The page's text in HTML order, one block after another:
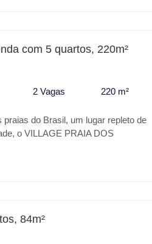
ambientes, amplo terraço e frente da
de wc e chuveirão, redaria, cozinha,
quarto e wc de empregada, um
com 5 quartos, 220m²
2 Vagas 220 m²
do Brasil, um lugar repleto de
o VILLAGE PRAIA DOS
localização em frente ao
ou para investimento o VILLAGE
melhor lugar.
84m²